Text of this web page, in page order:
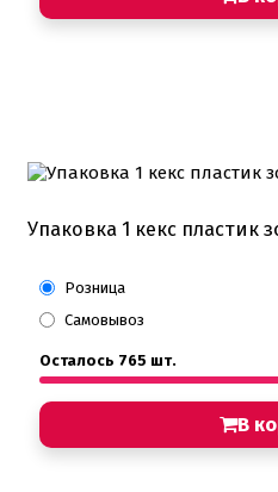
Упаковка 1 кекс пластик
Розница
Самовывоз
Осталось 765 шт.
В